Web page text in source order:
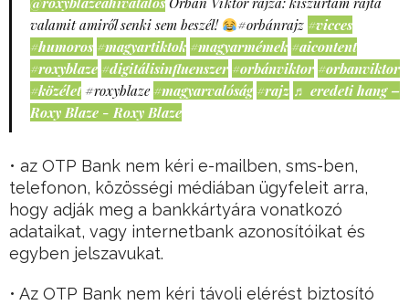
valamit amiről senki sem beszél!
#orbánrajz #vicces
#humoros #magyartiktok #magyarmémek #aicontent
#roxyblaze #digitálisinfluenszer #orbánviktor #orbanviktor
#közélet #roxyblaze #magyarvalóság #rajz ♬ eredeti hang –
Roxy Blaze - Roxy Blaze
• az OTP Bank nem kéri e-mailben, sms-ben,
telefonon, közösségi médiában ügyfeleit arra,
hogy adják meg a bankkártyára vonatkozó
adataikat, vagy internetbank azonosítóikat és
egyben jelszavukat.
• Az OTP Bank nem kéri távoli elérést biztosító